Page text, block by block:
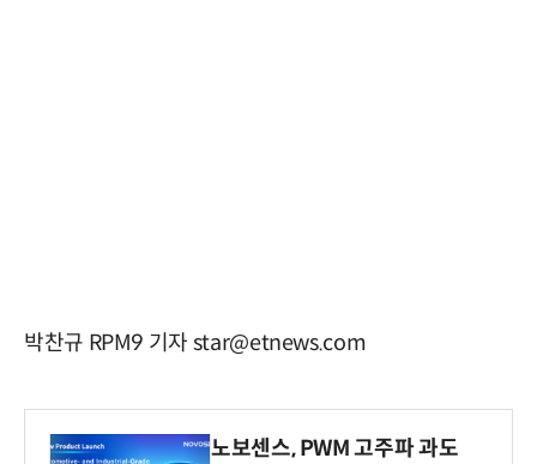
박찬규 RPM9 기자 star@etnews.com
노보센스, PWM 고주파 과도